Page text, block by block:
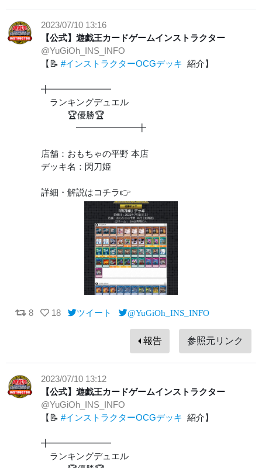
2023/07/10 13:16
【公式】遊戯王カードゲームインストラクター
@YuGiOh_INS_INFO
【📝 #インストラクターOCGデッキ 紹介】
╋━━━━━━━
ランキングデュエル
🏆優勝🏆
━━━━━━━╋
店舗：おもちゃの平野 本店
デッキ名：閃刀姫
詳細・解説はコチラ👉
8 18 ツイート @YuGiOh_INS_INFO
報告 参照元リンク
2023/07/10 13:12
【公式】遊戯王カードゲームインストラクター
@YuGiOh_INS_INFO
【📝 #インストラクターOCGデッキ 紹介】
╋━━━━━━━
ランキングデュエル